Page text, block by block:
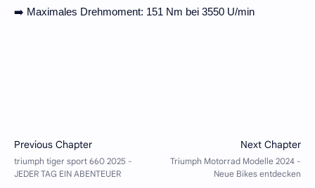
➡️ Maximales Drehmoment: 151 Nm bei 3550 U/min